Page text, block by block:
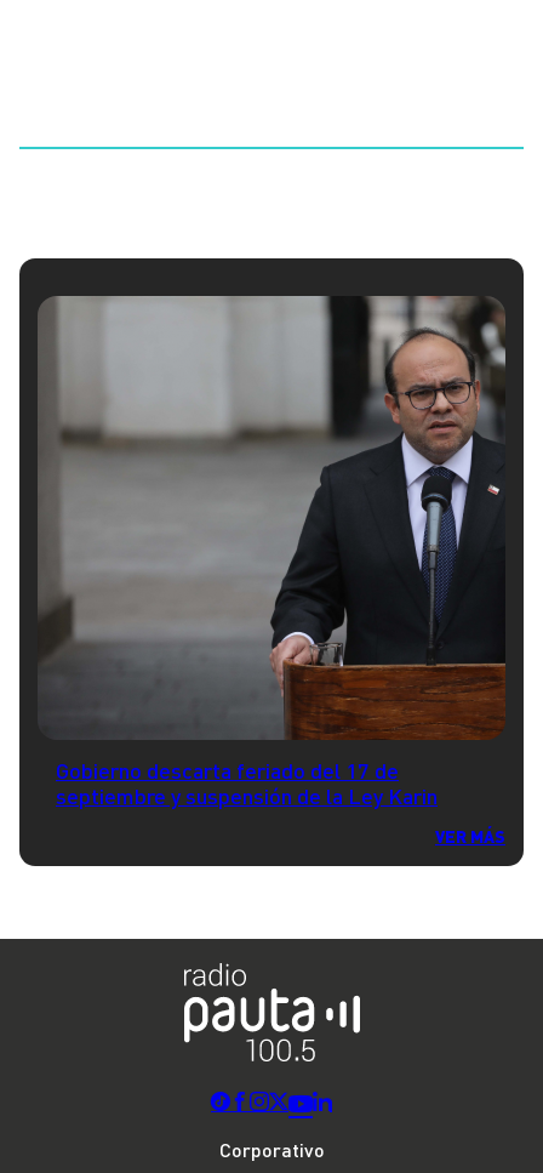
Gobierno descarta feriado del 17 de
septiembre y suspensión de la Ley Karin
VER MÁS
Corporativo